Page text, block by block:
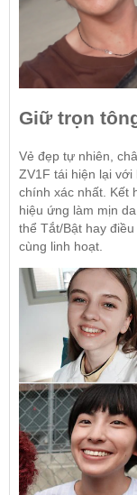
Giữ trọn
Vẻ đẹp tự nhiên,
ZV1F tái hiện lại với
chính xác nhất. Kết
hiệu ứng làm mịn
thể Tắt/Bật hay
cùng linh hoạt.